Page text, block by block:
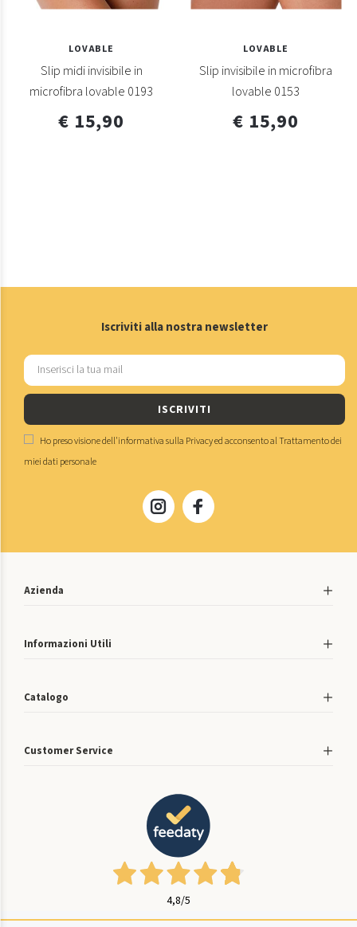
LOVABLE
Slip midi invisibile in
microfibra lovable 0193
€ 15,90
LOVABLE
Slip invisibile in microfibra
lovable 0153
€ 15,90
Iscriviti alla nostra newsletter
ISCRIVITI
Ho preso visione dell'informativa sulla Privacyed acconsento alTrattamento dei
miei dati personale
Azienda
Informazioni Utili
Catalogo
Customer Service
4,8/5